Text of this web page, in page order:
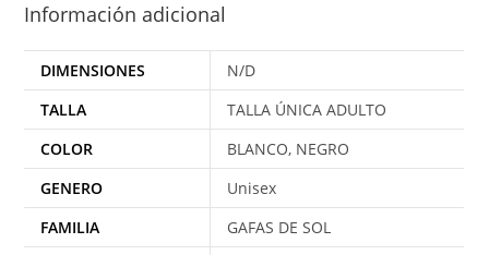
Información adicional
DIMENSIONES
N/D
TALLA
TALLA ÚNICA ADULTO
COLOR
BLANCO, NEGRO
GENERO
Unisex
FAMILIA
GAFAS DE SOL